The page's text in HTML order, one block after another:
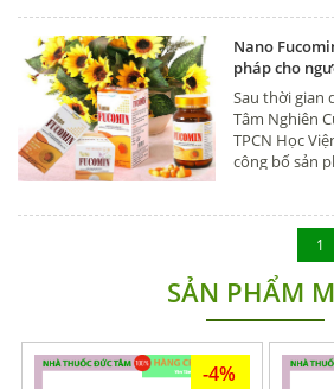
Nano
pháp cho
Sau thời gian
Tâm Nghiên
TPCN Học
công bố sản
dành riêng
nhiều thành
Curcumin,
Phylamin,
1
SẢN PHẨM
-4%